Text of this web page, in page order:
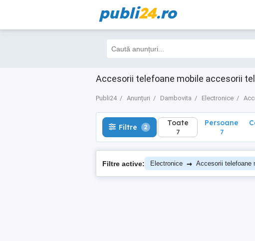
publi24.ro
Accesorii telefoane mobile accesorii
Publi24 Anunțuri Dambovita Electronice
Filtre 2 Toate
7
Filtre 2 Toate
7
Persoane
7
Filtre active: Electronice → Accesorii telefoane